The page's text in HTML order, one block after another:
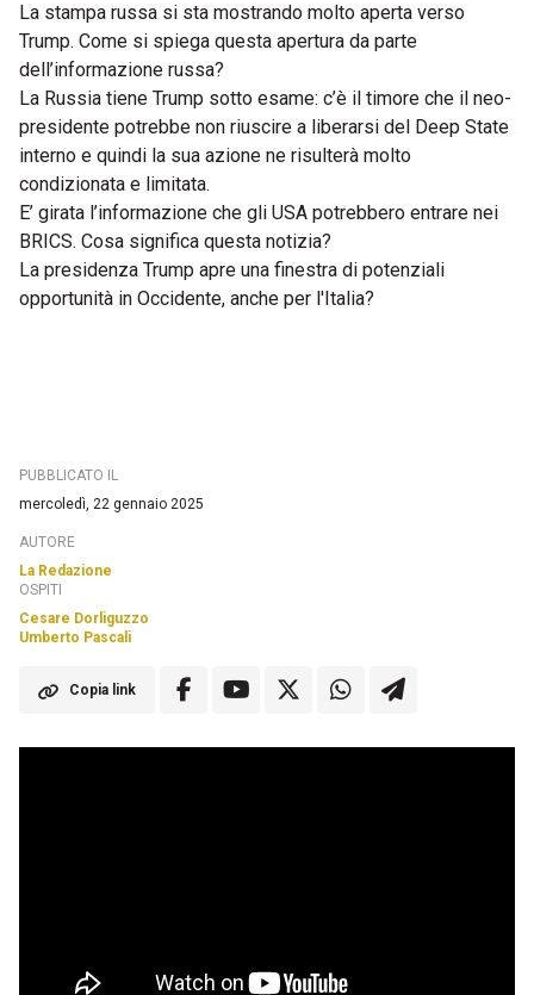
La stampa russa si sta mostrando molto aperta verso
Trump. Come si spiega questa apertura da parte
dell’informazione russa?
La Russia tiene Trump sotto esame: c’è il timore che il neo-
presidente potrebbe non riuscire a liberarsi del Deep State
interno e quindi la sua azione ne risulterà molto
condizionata e limitata.
E’ girata l’informazione che gli USA potrebbero entrare nei
BRICS. Cosa significa questa notizia?
La presidenza Trump apre una finestra di potenziali
opportunità in Occidente, anche per l'Italia?
PUBBLICATO IL
mercoledì, 22 gennaio 2025
AUTORE
La Redazione
OSPITI
Cesare Dorliguzzo
Umberto Pascali
Copia link